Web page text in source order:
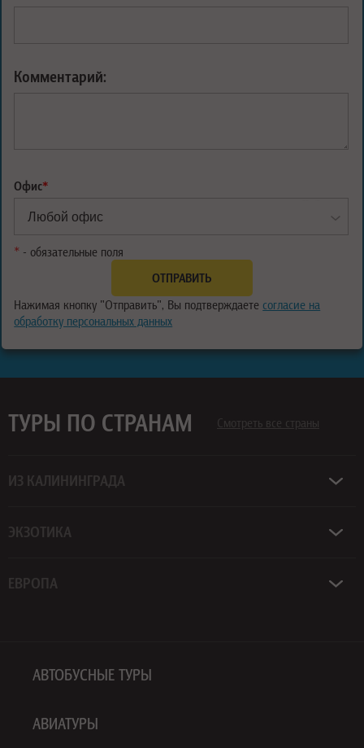
Комментарий:
Офис*
* - обязательные поля
Нажимая кнопку "Отправить", Вы подтверждаете согласие на
обработку персональных данных
ТУРЫ ПО СТРАНАМ Смотреть все страны
ИЗ КАЛИНИНГРАДА
ЭКЗОТИКА
ЕВРОПА
АВТОБУСНЫЕ ТУРЫ
АВИАТУРЫ